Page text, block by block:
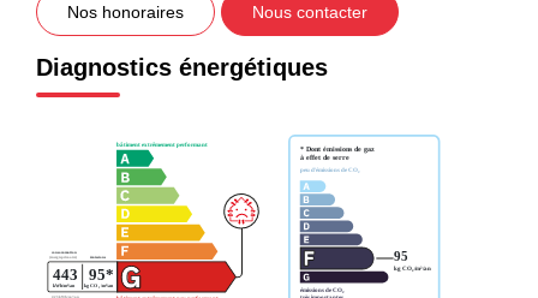
Nos honoraires Nous contacter
Diagnostics énergétiques